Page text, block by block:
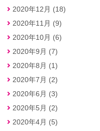
2020年12月 (18)
2020年11月 (9)
2020年10月 (6)
2020年9月 (7)
2020年8月 (1)
2020年7月 (2)
2020年6月 (3)
2020年5月 (2)
2020年4月 (5)